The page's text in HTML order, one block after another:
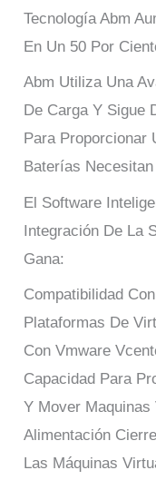
Tecnología Abm
En Un 50 Por
Abm Utiliza Una
De Carga Y Sigue
Para Proporcionar
Baterías
El Software
Integración De La
Gana:
Compatibilidad
Plataformas De
Con Vmware
Capacidad Para
Y Mover
Alimentación
Las Máquinas